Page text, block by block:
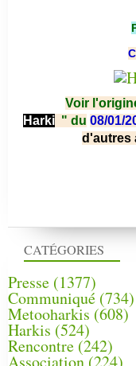
CATÉGORIES
Presse (1377)
Communiqué (734)
Metooharkis (608)
Harkis (524)
Rencontre (242)
Voir
Harki " du 08/01/
d'autres